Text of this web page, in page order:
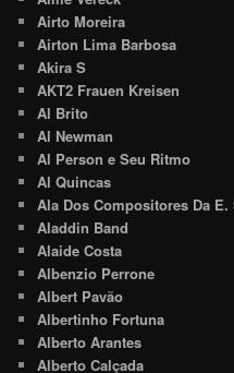
Airto Moreira
Airton Lima Barbosa
Akira S
AKT2 Frauen Kreisen
Al Brito
Al Newman
Al Person e Seu Ritmo
Al Quincas
Ala Dos Compositores Da E.
Aladdin Band
Alaide Costa
Albenzio Perrone
Albert Pavão
Albertinho Fortuna
Alberto Arantes
Alberto Calçada